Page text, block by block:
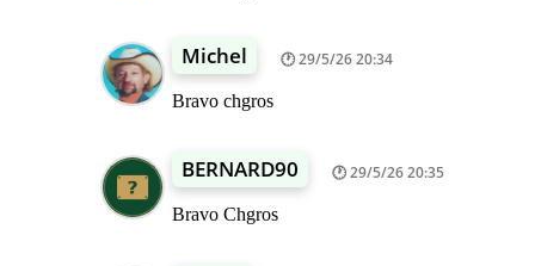
Michel 29/5/26 20:34
Bravo chgros
BERNARD90 29/5/26 20:35
Bravo Chgros